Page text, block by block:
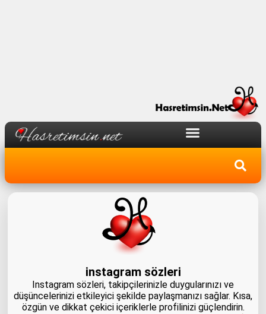
instagram sözleri
Instagram sözleri, takipçilerinizle duygularınızı ve
düşüncelerinizi etkileyici şekilde paylaşmanızı sağlar. Kısa,
özgün ve dikkat çekici içeriklerle profilinizi güçlendirin.